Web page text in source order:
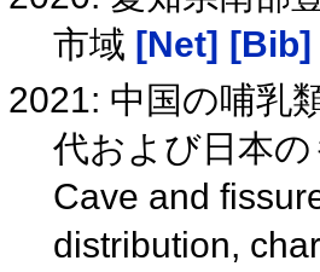
市域 [Net] [Bib]
2021: 中国の哺乳
代および日本
Cave and
distribution,